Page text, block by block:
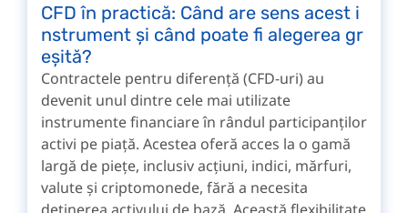
CFD în practică: Când are sens acest i
nstrument și când poate fi alegerea gr
eșită?
Contractele pentru diferență (CFD-uri) au
devenit unul dintre cele mai utilizate
instrumente financiare în rândul participanților
activi pe piață. Acestea oferă acces la o gamă
largă de piețe, inclusiv acțiuni, indici, mărfuri,
valute și criptomonede, fără a necesita